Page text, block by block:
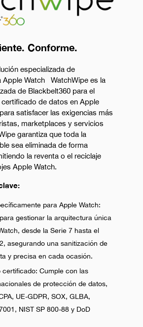
Conforme.
especializada de
Apple Watch WatchWipe es la
de Blackbelt360 para el
de datos en Apple
satisfacer las exigencias más
marketplaces y servicios
garantiza que toda la
sea eliminada de forma
la reventa o el reciclaje
Apple Watch.
para Apple Watch:
gestionar la arquitectura única
desde la Serie 7 hasta el
asegurando una sanitización de
y precisa en cada ocasión.
certificado: Cumple con las
de protección de datos,
UE-GDPR, SOX, GLBA,
NIST SP 800-88 y DoD